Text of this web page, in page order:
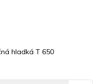
hladká T 650